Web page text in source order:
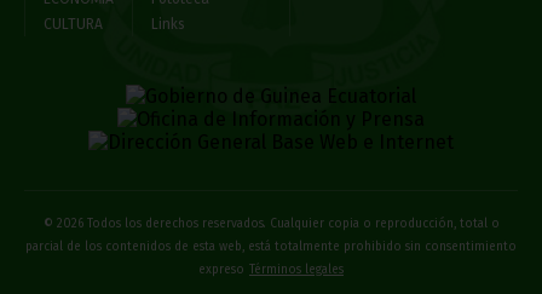
CULTURA
Links
© 2026 Todos los derechos reservados. Cualquier copia o reproducción, total o
parcial de los contenidos de esta web, está totalmente prohibido sin consentimiento
expreso Términos legales